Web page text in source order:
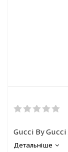
Gucci By Gucci
Детальніше